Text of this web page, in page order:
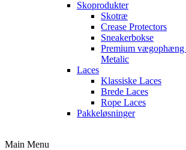
Skoprodukter
Skotræ
Crease Protectors
Sneakerbokse
Premium vægophæng
Metalic
Laces
Klassiske Laces
Brede Laces
Rope Laces
Pakkeløsninger
Main Menu